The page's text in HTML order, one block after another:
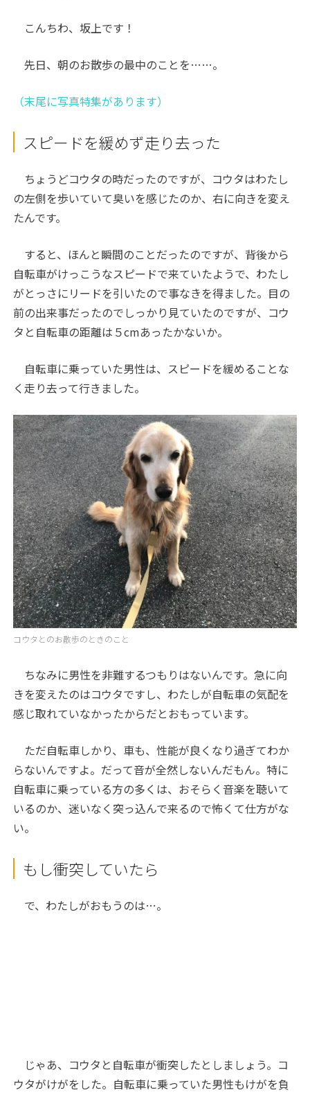
こんちわ、坂上です！
先日、朝のお散歩の最中のことを……。
（末尾に写真特集があります）
スピードを緩めず走り去った
ちょうどコウタの時だったのですが、コウタはわたし
の左側を歩いていて臭いを感じたのか、右に向きを変え
たんです。
すると、ほんと瞬間のことだったのですが、背後から
自転車がけっこうなスピードで来ていたようで、わたし
がとっさにリードを引いたので事なきを得ました。目の
前の出来事だったのでしっかり見ていたのですが、コウ
タと自転車の距離は５cmあったかないか。
自転車に乗っていた男性は、スピードを緩めることな
く走り去って行きました。
コウタとのお散歩のときのこと
ちなみに男性を非難するつもりはないんです。急に向
きを変えたのはコウタですし、わたしが自転車の気配を
感じ取れていなかったからだとおもっています。
ただ自転車しかり、車も、性能が良くなり過ぎてわか
らないんですよ。だって音が全然しないんだもん。特に
自転車に乗っている方の多くは、おそらく音楽を聴いて
いるのか、迷いなく突っ込んで来るので怖くて仕方がな
い。
もし衝突していたら
で、わたしがおもうのは…。
じゃあ、コウタと自転車が衝突したとしましょう。コ
ウタがけがをした。自転車に乗っていた男性もけがを負